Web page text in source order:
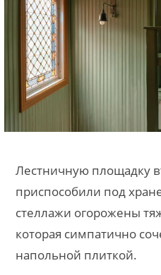
Лестничную площадку
приспособили под
стеллажи огорожены
которая симпатично
напольной плиткой.